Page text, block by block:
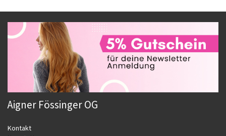
Aigner Fössinger OG
Kontakt